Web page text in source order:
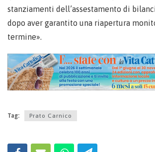
stanziamenti dell’assestamento di
dopo aver garantito una riapertura
termine».
Tag: Prato Carnico